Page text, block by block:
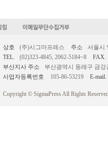
상호 (주)시그마프레스 주소
서울시
TEL.
(02)323-4845, 2062-5184~8
FAX.
부산지사 주소
부산광역시 동래구 금강
사업자등록번호
105-86-53219 E-mail.
Copyright © SigmaPress All Rights